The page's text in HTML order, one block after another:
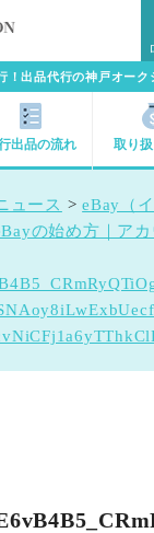
！出品代行の神戸オーク
出品の流れ 取り
ュース >eBay（
の始め方｜ア